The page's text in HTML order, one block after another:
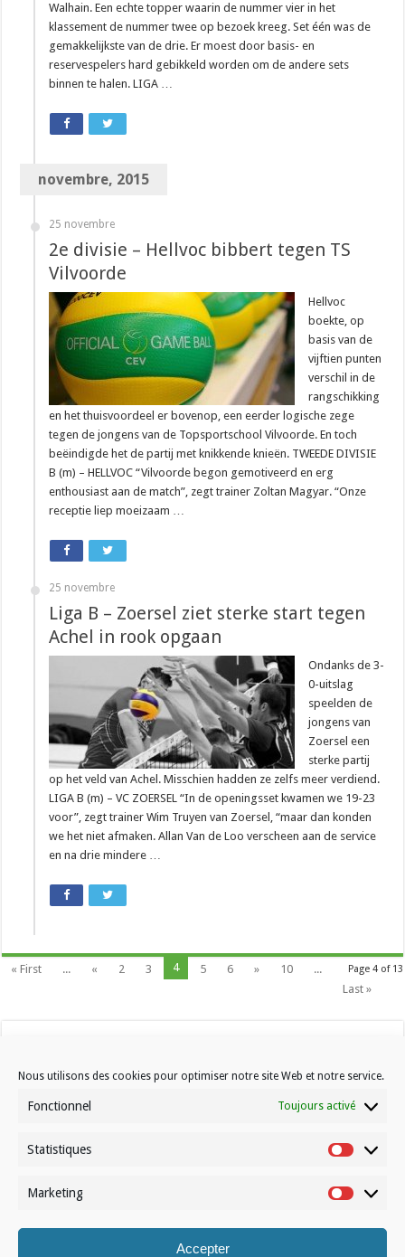
Nous utilisons des cookies pour optimiser notre site Web et notre service.
Fonctionnel Toujours activé
Statistiques
Marketing
Accepter
Walhain. Een echte topper waarin de nummer vier in het
klassement de nummer twee op bezoek kreeg. Set één was de
gemakkelijkste van de drie. Er moest door basis- en
reservespelers hard gebikkeld worden om de andere sets
binnen te halen. LIGA …
novembre, 2015
25 novembre
2e divisie – Hellvoc bibbert tegen TS
Vilvoorde
Hellvoc
boekte, op
basis van de
vijftien punten
verschil in de
rangschikking
en het thuisvoordeel er bovenop, een eerder logische zege
tegen de jongens van de Topsportschool Vilvoorde. En toch
beëindigde het de partij met knikkende knieën. TWEEDE DIVISIE
B (m) – HELLVOC “Vilvoorde begon gemotiveerd en erg
enthousiast aan de match”, zegt trainer Zoltan Magyar. “Onze
receptie liep moeizaam …
25 novembre
Liga B – Zoersel ziet sterke start tegen
Achel in rook opgaan
Ondanks de 3-
0-uitslag
speelden de
jongens van
Zoersel een
sterke partij
op het veld van Achel. Misschien hadden ze zelfs meer verdiend.
LIGA B (m) – VC ZOERSEL “In de openingsset kwamen we 19-23
voor”, zegt trainer Wim Truyen van Zoersel, “maar dan konden
we het niet afmaken. Allan Van de Loo verscheen aan de service
en na drie mindere …
Page 4 of 13
« First ... « 2 3 4 5 6 » 10
...
Last »
Contactez-nous